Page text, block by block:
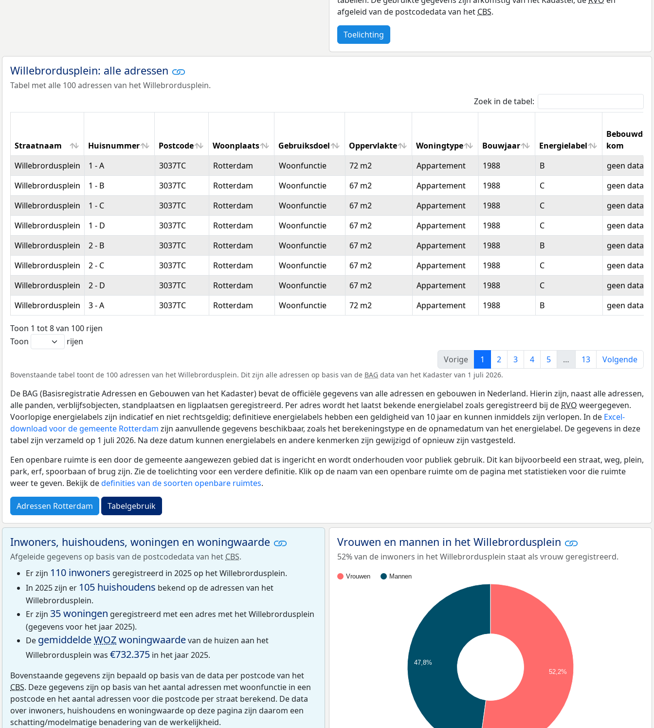
afgeleid van de postcodedata van het CBS.
Toelichting
Willebrordusplein: alle adressen
Tabel met alle 100 adressen van het Willebrordusplein.
Zoek in de tabel:
Straatnaam Huisnummer Postcode Woonplaats Gebruiksdoel Oppervlakte Woningtype Bouwjaar Energielabel
Bebouwde
kom
Straatnaam
Huisnummer Postcode Woonplaats Gebruiksdoel Oppervlakte Woningtype Bouwjaar Energielabel
Bebouwde
kom
Willebrordusplein 1 - A 3037TC Rotterdam Woonfunctie 72 m2 Appartement 1988 B
geen data
Willebrordusplein
1 - B 3037TC Rotterdam Woonfunctie 67 m2 Appartement 1988 C
geen data
Willebrordusplein
1 - C 3037TC Rotterdam Woonfunctie 67 m2 Appartement 1988 C
geen data
Willebrordusplein
1 - D 3037TC Rotterdam Woonfunctie 67 m2 Appartement 1988 C
geen data
Willebrordusplein
2 - B 3037TC Rotterdam Woonfunctie 67 m2 Appartement 1988 B
geen data
Willebrordusplein
2 - C 3037TC Rotterdam Woonfunctie 67 m2 Appartement 1988 C
geen data
Willebrordusplein
2 - D 3037TC Rotterdam Woonfunctie 67 m2 Appartement 1988 C
geen data
Willebrordusplein
3 - A 3037TC Rotterdam Woonfunctie 72 m2 Appartement 1988 B geen data
Toon 1 tot 8 van 100 rijen
Toon
rijen
Vorige
1 2 3 4 5 … 13 Volgende
Bovenstaande tabel toont de 100 adressen van het Willebrordusplein. Dit zijn alle adressen op basis van de BAG data van het Kadaster van 1 juli 2026.
De BAG (Basisregistratie Adressen en Gebouwen van het Kadaster) bevat de officiële gegevens van alle adressen en gebouwen in Nederland. Hierin zijn, naast alle adressen,
alle panden, verblijfsobjecten, standplaatsen en ligplaatsen geregistreerd. Per adres wordt het laatst bekende energielabel zoals geregistreerd bij de RVO weergegeven.
Voorlopige energielabels zijn indicatief en niet rechtsgeldig; definitieve energielabels hebben een geldigheid van 10 jaar en kunnen inmiddels zijn verlopen. In de Excel-
download voor de gemeente Rotterdam zijn aanvullende gegevens beschikbaar, zoals het berekeningstype en de opnamedatum van het energielabel. De gegevens in deze
tabel zijn verzameld op 1 juli 2026. Na deze datum kunnen energielabels en andere kenmerken zijn gewijzigd of opnieuw zijn vastgesteld.
Een openbare ruimte is een door de gemeente aangewezen gebied dat is ingericht en wordt onderhouden voor publiek gebruik. Dit kan bijvoorbeeld een straat, weg, plein,
park, erf, spoorbaan of brug zijn. Zie de toelichting voor een verdere definitie. Klik op de naam van een openbare ruimte om de pagina met statistieken voor die ruimte
weer te geven. Bekijk dedefinities van de soorten openbare ruimtes.
Adressen Rotterdam Tabelgebruik
Inwoners, huishoudens, woningen en woningwaarde
Afgeleide gegevens op basis van de postcodedata van het CBS.
Er zijn 110 inwoners geregistreerd in 2025 op het Willebrordusplein.
In 2025 zijn er 105 huishoudens bekend op de adressen van het
Willebrordusplein.
Er zijn 35 woningen geregistreerd met een adres met het Willebrordusplein
(gegevens voor het jaar 2025).
De gemiddeldeWOZwoningwaardevan de huizen aan het
Willebrordusplein was €732.375 in het jaar 2025.
Bovenstaande gegevens zijn bepaald op basis van de data per postcode van het
CBS. Deze gegevens zijn op basis van het aantal adressen met woonfunctie in een
postcode en het aantal adressen voor die postcode per straat berekend. De data
over inwoners, huishoudens en woningwaarde op deze pagina zijn daarom een
schatting/modelmatige benadering van de werkelijkheid.
Vrouwen en mannen in het Willebrordusplein
52% van de inwoners in het Willebrordusplein staat als vrouw geregistreerd.
Vrouwen Mannen
47,8%
52,2%